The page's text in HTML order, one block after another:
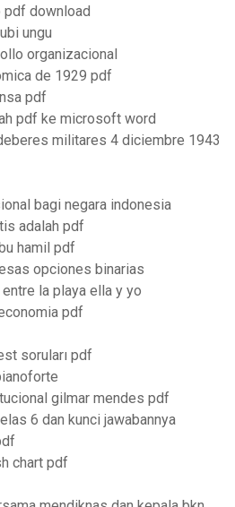
pdf download
ungu
organizacional
de 1929 pdf
pdf
pdf ke microsoft word
militares 4 diciembre 1943
bagi negara indonesia
adalah pdf
hamil pdf
opciones binarias
la playa ella y yo
pdf
soruları pdf
gilmar mendes pdf
6 dan kunci jawabannya
chart pdf